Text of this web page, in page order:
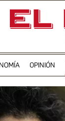
OPINIÓN